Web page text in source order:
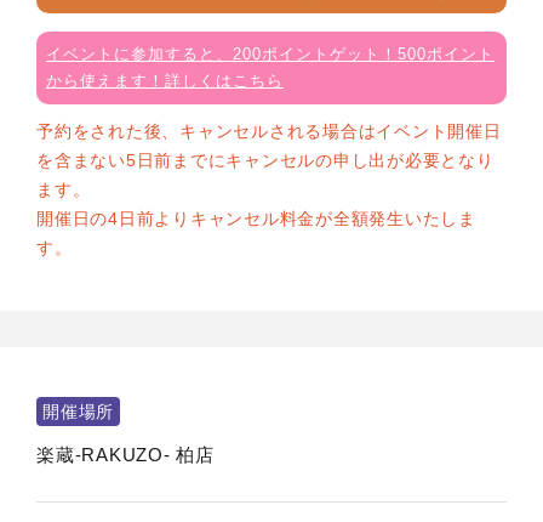
イベントに参加すると、200ポイントゲット！500ポイント
から使えます！詳しくはこちら
予約をされた後、キャンセルされる場合はイベント開催日
を含まない5日前までにキャンセルの申し出が必要となり
ます。
開催日の4日前よりキャンセル料金が全額発生いたしま
す。
開催場所
楽蔵‐RAKUZO‐ 柏店